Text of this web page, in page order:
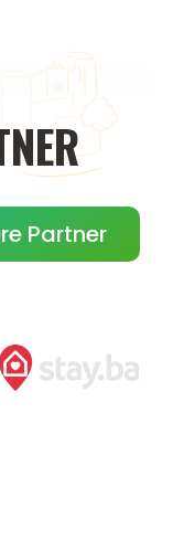
Partner